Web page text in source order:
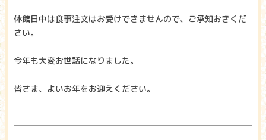
休館日中は食事注文はお受けできませんので、ご承知おきくだ
さい。
今年も大変お世話になりました。
皆さま、よいお年をお迎えください。